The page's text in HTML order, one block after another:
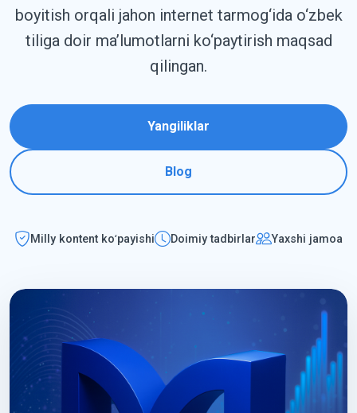
boyitish orqali jahon internet tarmog‘ida o‘zbek
tiliga doir ma’lumotlarni ko‘paytirish maqsad
qilingan.
Yangiliklar
Blog
Milly kontent koʻpayishi Doimiy tadbirlar Yaxshi jamoa